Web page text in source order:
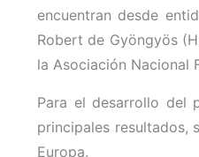
encuentran desde
Robert de Gyöngyös
la Asociación Nacional
Para el desarrollo del
principales resultados,
Europa.